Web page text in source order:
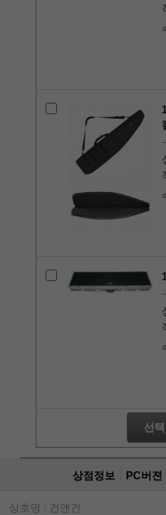
선
상점정보 PC버젼
상호명 : 건앤건